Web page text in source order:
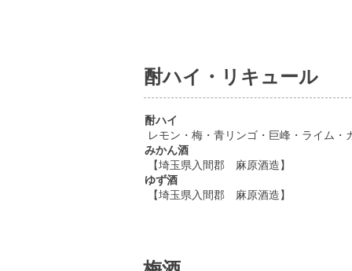
酎ハイ・リキュール
酎ハイ
レモン・梅・青リンゴ・巨峰・ライム・
みかん酒
【埼玉県入間郡 麻原酒造】
ゆず酒
【埼玉県入間郡 麻原酒造】